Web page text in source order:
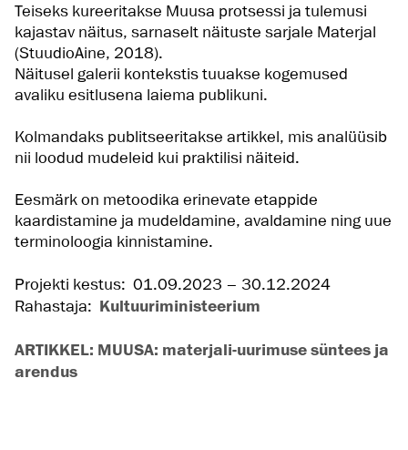
Teiseks kureeritakse Muusa protsessi ja tulemusi
kajastav näitus, sarnaselt näituste sarjale Materjal
(StuudioAine, 2018).
Näitusel galerii kontekstis tuuakse kogemused
avaliku esitlusena laiema publikuni.
Kolmandaks publitseeritakse artikkel, mis analüüsib
nii loodud mudeleid kui praktilisi näiteid.
Eesmärk on metoodika erinevate etappide
kaardistamine ja mudeldamine, avaldamine ning uue
terminoloogia kinnistamine.
Projekti kestus: 01.09.2023 – 30.12.2024
Rahastaja: Kultuuriministeerium
ARTIKKEL: MUUSA: materjali-uurimuse süntees ja
arendus